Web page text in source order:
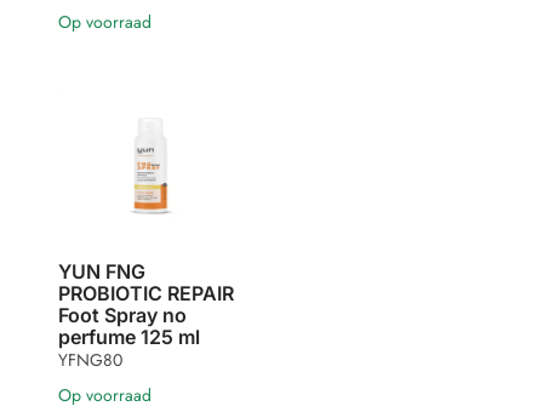
Op voorraad
YUN FNG
PROBIOTIC REPAIR
Foot Spray no
perfume 125 ml
YFNG80
Op voorraad